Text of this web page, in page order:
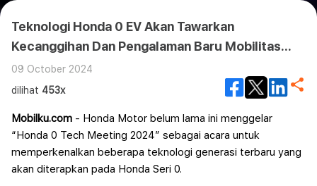
Teknologi Honda 0 EV Akan Tawarkan
Kecanggihan Dan Pengalaman Baru Mobilitas
Listrik
09 October 2024
dilihat 453x
Mobilku.com - Honda Motor belum lama ini menggelar
“Honda 0 Tech Meeting 2024” sebagai acara untuk
memperkenalkan beberapa teknologi generasi terbaru yang
akan diterapkan pada Honda Seri 0.